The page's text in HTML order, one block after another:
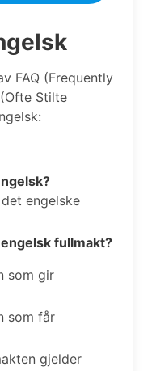
FAQ (Frequently
Stilte
engelske
fullmakt?
som gir
som får
gjelder